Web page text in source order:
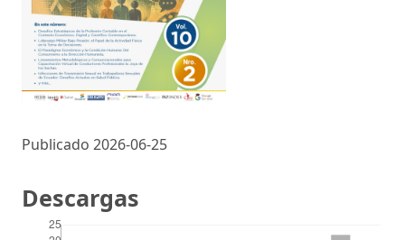
Publicado 2026-06-25
Descargas